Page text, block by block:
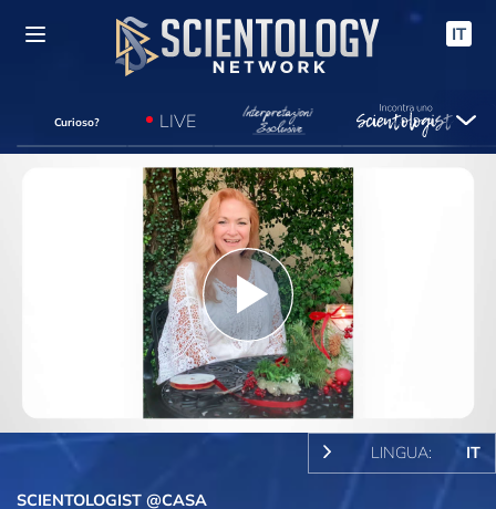
IT
Curioso? LIVE
Play
Video
LINGUA: IT
SCIENTOLOGIST @CASA